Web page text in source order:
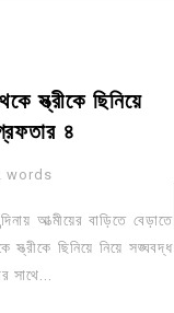
স্ত্রীকে ছিনিয়ে
৪
words
আত্মীয়ের বাড়িতে বেড়াতে
স্ত্রীকে ছিনিয়ে নিয়ে সঙ্ঘবদ্ধ
সাথে...